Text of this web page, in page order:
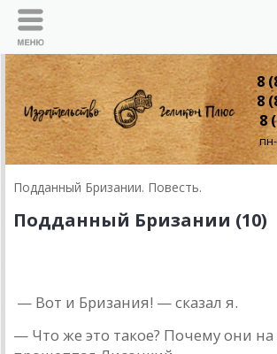
8
8
8
Подданный Бризании. Повесть.
Подданный Бризании (10)
— Вот и Бризaния! — скaзaл я.
— Что же это тaкое? Почему они